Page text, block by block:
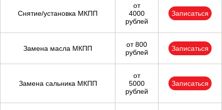
Снятие/установка МКПП
от
4000
рублей
Записаться
Замена масла МКПП
от 800
рублей
Записаться
Замена сальника МКПП
от
5000
рублей
Записаться